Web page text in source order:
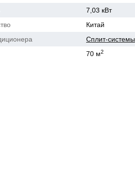
7,03 кВт
Китай
Сплит-системы
70 м2